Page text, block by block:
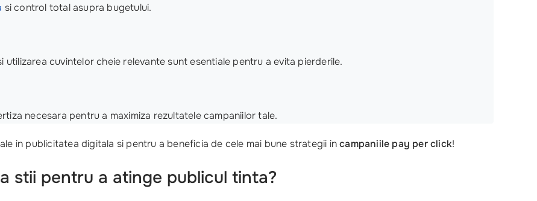
si control total asupra bugetului.
cuvintelor cheie relevante sunt esentiale pentru a evita pierderile.
necesara pentru a maximiza rezultatele campaniilor tale.
in publicitatea digitala si pentru a beneficia de cele mai bune strategii incampaniile pay per click!
stii pentru a atinge publicul tinta?